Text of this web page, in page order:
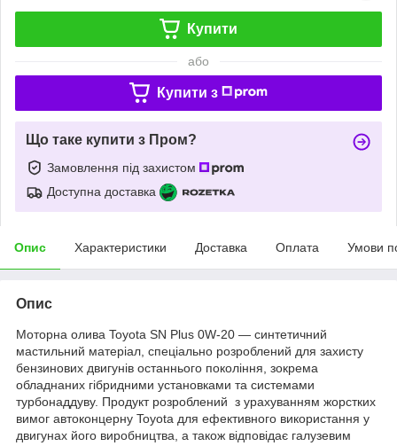
Купити
або
Купити з
Що таке купити з Пром?
Замовлення під захистом
Доступна доставка
Опис Характеристики Доставка Оплата Умови
Опис
Моторна олива Toyota SN Plus 0W-20 — синтетичний
мастильний матеріал, спеціально розроблений для захисту
бензинових двигунів останнього покоління, зокрема
обладнаних гібридними установками та системами
турбонаддуву. Продукт розроблений з урахуванням жорстких
вимог автоконцерну Toyota для ефективного використання у
двигунах його виробництва, а також відповідає галузевим